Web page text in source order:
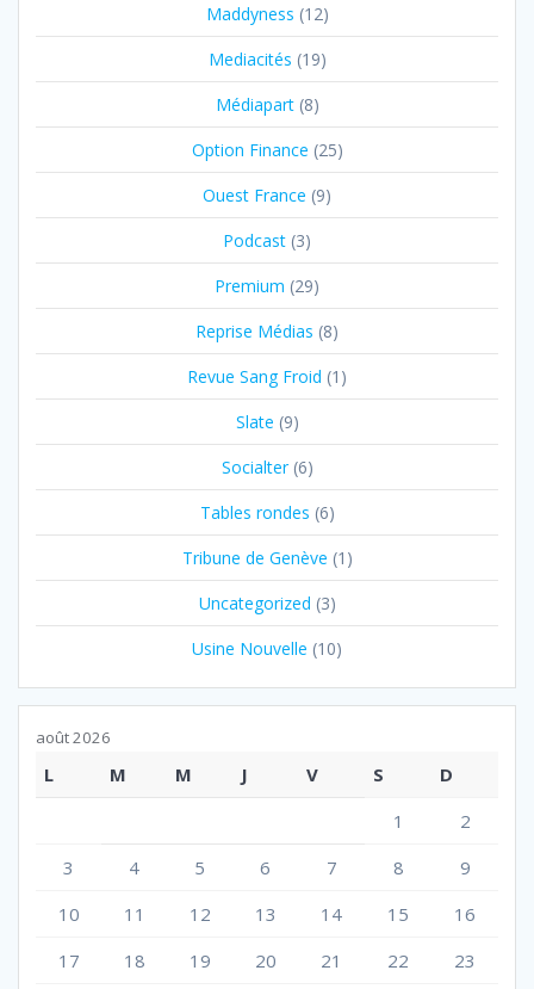
Maddyness (12)
Mediacités (19)
Médiapart(8)
Option Finance (25)
Ouest France (9)
Podcast (3)
Premium (29)
Reprise Médias (8)
Revue Sang Froid (1)
Slate (9)
Socialter(6)
Tables rondes (6)
Tribune de Genève (1)
Uncategorized (3)
Usine Nouvelle (10)
août 2026
L M M J V S
D
1
2
3
4 5 6 7 8
9
10
11 12 13 14 15
16
17
18 19 20 21 22 23